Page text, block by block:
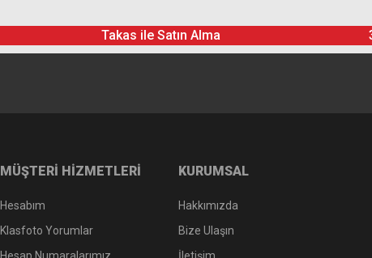
Takas ile Satın Alma
MÜŞTERİ HİZMETLERİ
Hesabım
Klasfoto Yorumlar
KURUMSAL
Hakkımızda
Bize Ulaşın